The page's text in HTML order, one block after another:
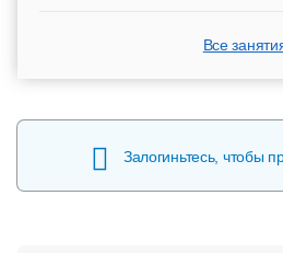
Все
Залогиньтесь, чтобы